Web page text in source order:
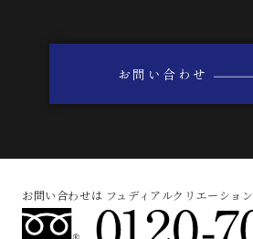
お問い合わせ
お問い合わせは フュディアルクリエーション